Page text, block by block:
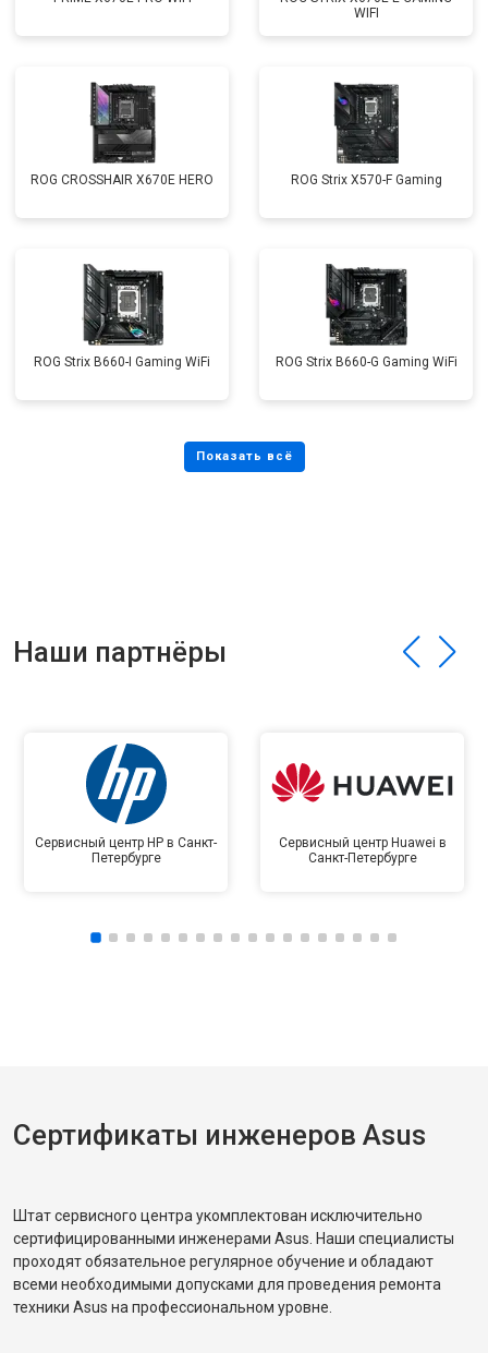
WIFI
ROG CROSSHAIR X670E HERO ROG Strix X570-F Gaming
ROG Strix B660-I Gaming WiFi ROG Strix B660-G Gaming WiFi
Наши партнёры
Сервисный центр HP в Санкт-
Петербурге
Сервисный центр Huawei в
Санкт-Петербурге
Сертификаты инженеров Asus
Штат сервисного центра укомплектован исключительно
сертифицированными инженерами Asus. Наши специалисты
проходят обязательное регулярное обучение и обладают
всеми необходимыми допусками для проведения ремонта
техники Asus на профессиональном уровне.